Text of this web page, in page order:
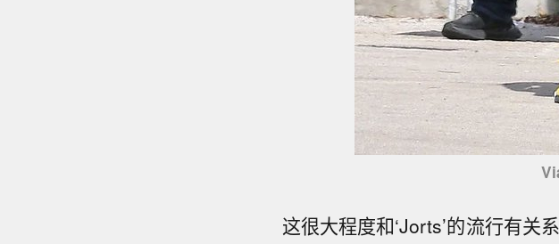
这很大程度和‘Jorts’的流行有关